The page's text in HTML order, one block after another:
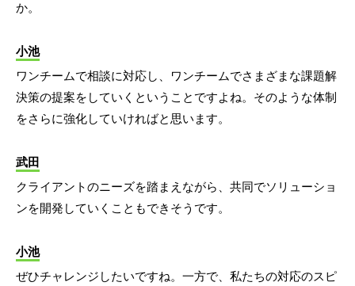
か。
小池
ワンチームで相談に対応し、ワンチームでさまざまな課題解
決策の提案をしていくということですよね。そのような体制
をさらに強化していければと思います。
武田
クライアントのニーズを踏まえながら、共同でソリューショ
ンを開発していくこともできそうです。
小池
ぜひチャレンジしたいですね。一方で、私たちの対応のスピ